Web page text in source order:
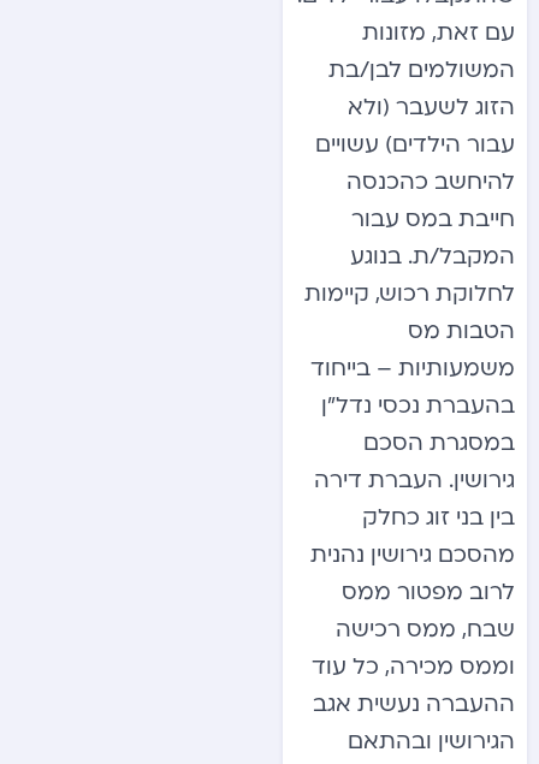
עם זאת, מזונות
המשולמים לבן/בת
הזוג לשעבר (ולא
עבור הילדים) עשויים
להיחשב כהכנסה
חייבת במס עבור
המקבל/ת. בנוגע
לחלוקת רכוש, קיימות
הטבות מס
משמעותיות – בייחוד
בהעברת נכסי נדל”ן
במסגרת הסכם
גירושין. העברת דירה
בין בני זוג כחלק
מהסכם גירושין נהנית
לרוב מפטור ממס
שבח, ממס רכישה
וממס מכירה, כל עוד
ההעברה נעשית אגב
הגירושין ובהתאם